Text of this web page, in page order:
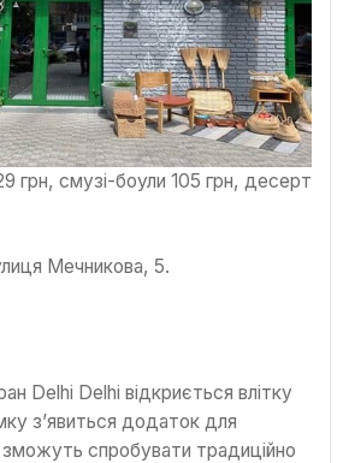
грн, смузі-боули 105 грн, десерт
Мечникова, 5.
Delhi Delhi відкриється влітку
з’явиться додаток для
спробувати традиційно